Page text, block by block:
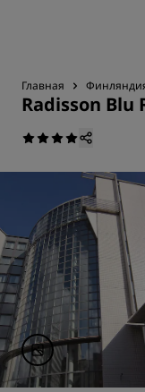
Главная
Radisson Blu